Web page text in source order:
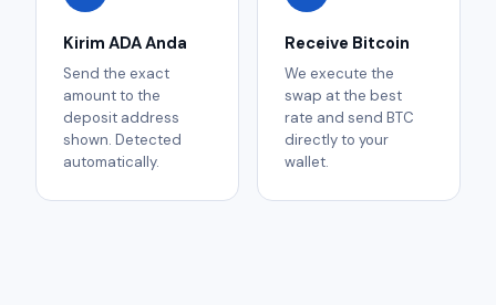
Kirim ADA Anda
Send the exact
amount to the
deposit address
shown. Detected
automatically.
Receive Bitcoin
We execute the
swap at the best
rate and send BTC
directly to your
wallet.